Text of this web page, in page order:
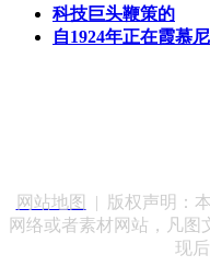
科技巨头鞭策的
自1924年正在霞慕尼
网站地图
| 版权声明：
网络或者素材网站，凡
现